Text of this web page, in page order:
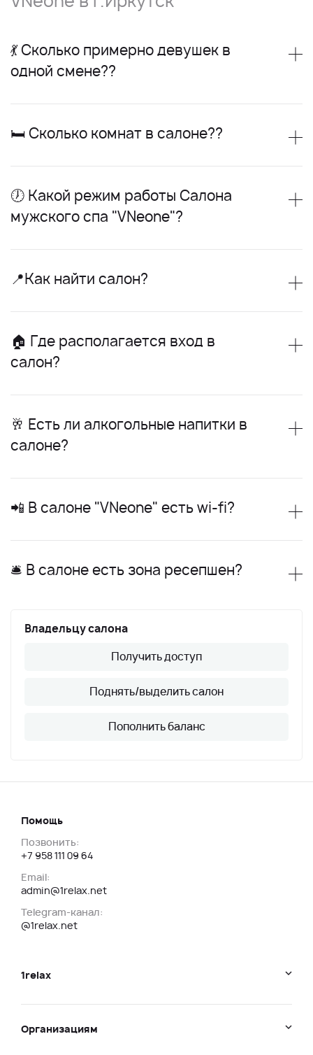
💃 Сколько примерно девушек в
одной смене??
🛏 Сколько комнат в салоне??
🕖 Какой режим работы Салона
мужского спа "VNeone"?
📍Как найти салон?
🏠 Где располагается вход в
салон?
🥂 Есть ли алкогольные напитки в
салоне?
📲 В салоне "VNeone" есть wi-fi?
🛎 В салоне есть зона ресепшен?
Владельцу салона
Получить доступ
Поднять/выделить салон
Пополнить баланс
Помощь
Позвонить:
+7 958 111 09 64
Email:
admin@1relax.net
Telegram-канал:
@1relax.net
1relax
Организациям